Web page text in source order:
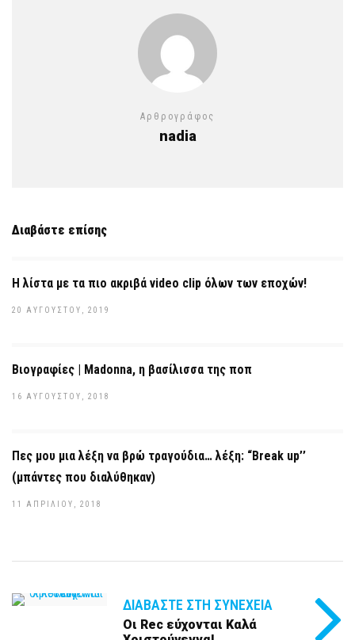
Αρθρογράφος
nadia
Διαβάστε επίσης
Η λίστα με τα πιο ακριβά video clip όλων των εποχών!
20 ΑΥΓΟΎΣΤΟΥ, 2019
Βιογραφίες | Madonna, η βασίλισσα της ποπ
16 ΑΥΓΟΎΣΤΟΥ, 2018
Πες μου μια λέξη να βρώ τραγούδια… λέξη: “Break up’’
(μπάντες που διαλύθηκαν)
11 ΑΠΡΙΛΊΟΥ, 2018
ΔΙΑΒΆΣΤΕ ΣΤΗ ΣΥΝΈΧΕΙΑ
Οι Rec εύχονται Καλά